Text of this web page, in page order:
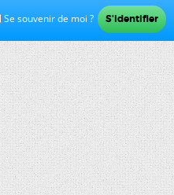
Se souvenir de moi ?